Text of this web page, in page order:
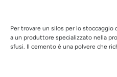
Per trovare un silos per lo
a un produttore specializzato nella
sfusi. Il cemento è una polvere che